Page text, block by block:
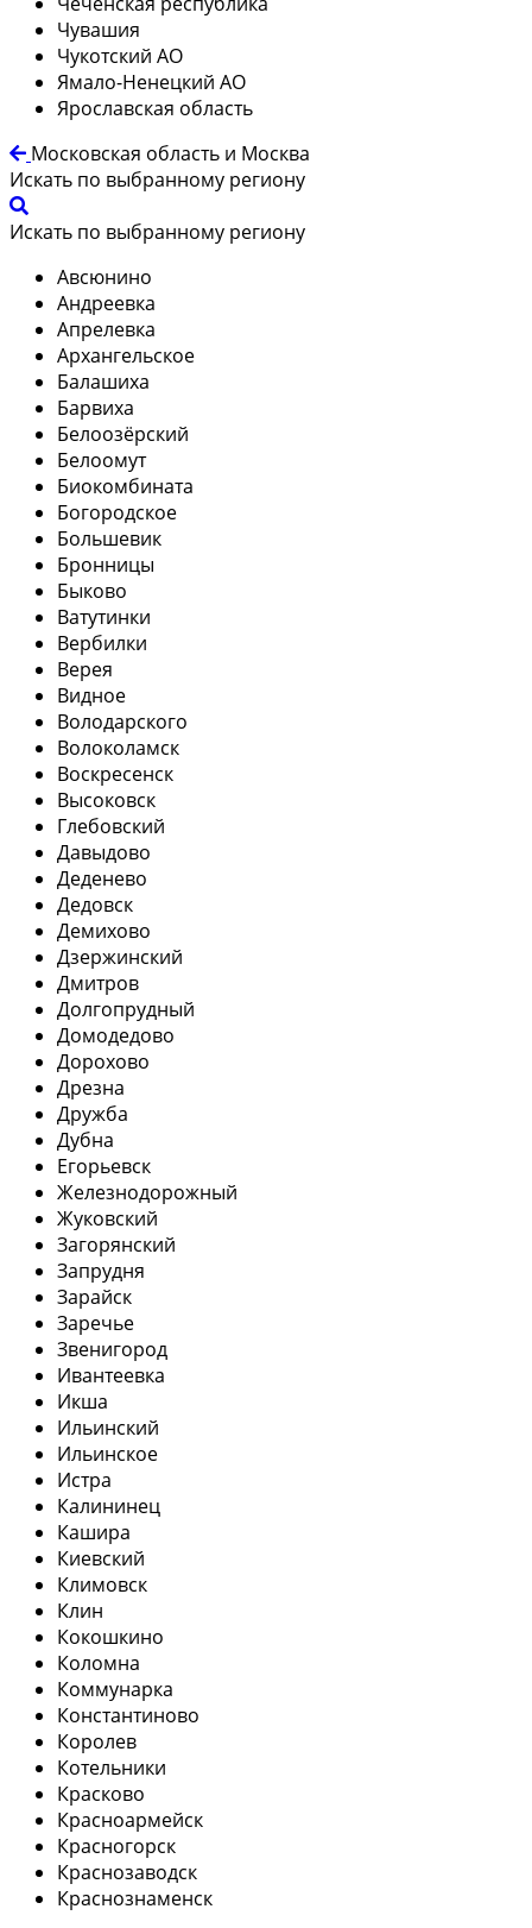
Чувашия
Чукотский АО
Ямало-Ненецкий АО
Ярославская область
Московская область и Москва
Искать по выбранному региону
Искать по выбранному региону
Авсюнино
Андреевка
Апрелевка
Архангельское
Балашиха
Барвиха
Белоозёрский
Белоомут
Биокомбината
Богородское
Большевик
Бронницы
Быково
Ватутинки
Вербилки
Верея
Видное
Володарского
Волоколамск
Воскресенск
Высоковск
Глебовский
Давыдово
Деденево
Дедовск
Демихово
Дзержинский
Дмитров
Долгопрудный
Домодедово
Дорохово
Дрезна
Дружба
Дубна
Егорьевск
Железнодорожный
Жуковский
Загорянский
Запрудня
Зарайск
Заречье
Звенигород
Ивантеевка
Икша
Ильинский
Ильинское
Истра
Калининец
Кашира
Киевский
Климовск
Клин
Кокошкино
Коломна
Коммунарка
Константиново
Королев
Котельники
Красково
Красноармейск
Красногорск
Краснозаводск
Краснознаменск